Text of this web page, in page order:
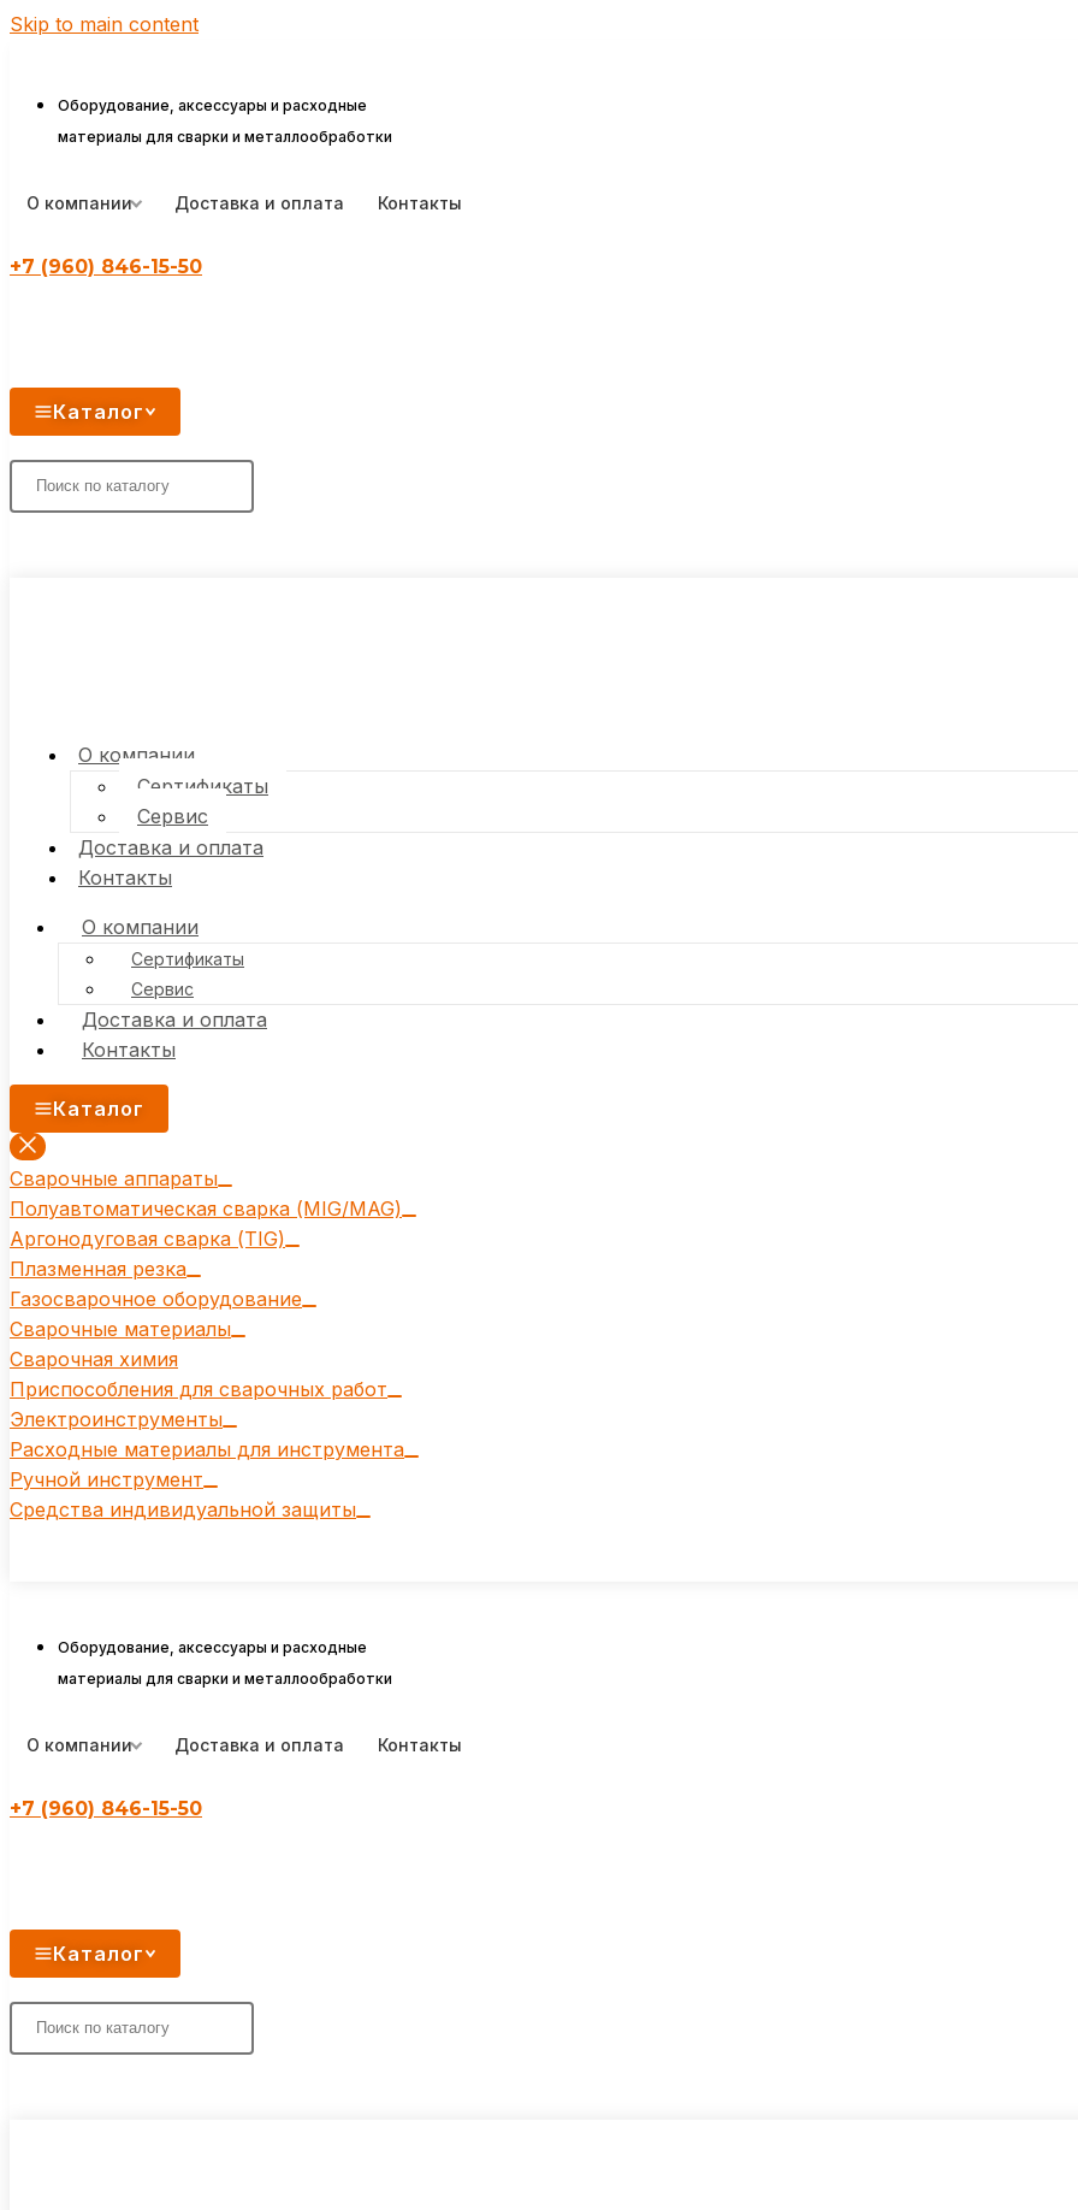
Skip to main content
Оборудование, аксессуары и расходные
материалы для сварки и металлообработки
О компании Доставка и оплата Контакты
+7 (960) 846-15-50
Каталог
О компании
Сертификаты
Сервис
Доставка и оплата
Контакты
О компании
Сертификаты
Сервис
Доставка и оплата
Контакты
Каталог
Сварочные аппараты
Полуавтоматическая сварка (MIG/MAG)
Аргонодуговая сварка (TIG)
Плазменная резка
Газосварочное оборудование
Сварочные материалы
Сварочная химия
Приспособления для сварочных работ
Электроинструменты
Расходные материалы для инструмента
Ручной инструмент
Средства индивидуальной защиты
Оборудование, аксессуары и расходные
материалы для сварки и металлообработки
О компании Доставка и оплата Контакты
+7 (960) 846-15-50
Каталог